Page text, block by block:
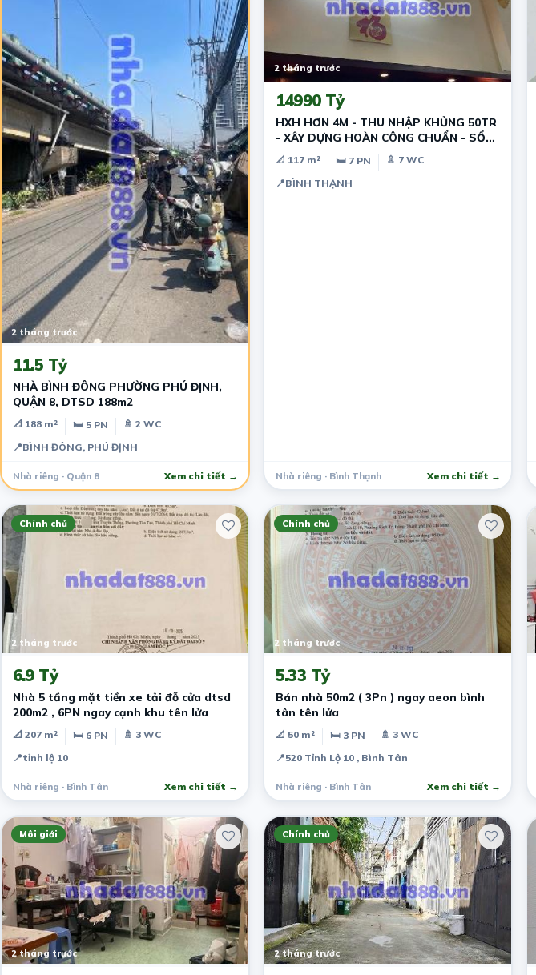
2 tháng trước
11.5 Tỷ
NHÀ BÌNH ĐÔNG PHƯỜNG PHÚ ĐỊNH,
QUẬN 8, DTSD 188m2
📐 188 m² 🛏 5 PN
🚿 2 WC
📍BÌNH ĐÔNG, PHÚ ĐỊNH
Nhà riêng · Quận 8 Xem chi tiết →
2 tháng trước
14990 Tỷ
HXH HƠN 4M - THU NHẬP KHỦNG 50TR
- XÂY DỰNG HOÀN CÔNG CHUẨN - SỔ
MỚI TINH.
📐 117 m² 🛏 7 PN
🚿 7 WC
📍BÌNH THẠNH
Nhà riêng · Bình Thạnh Xem chi tiết →
Chính chủ
2 tháng trước
6.9 Tỷ
Nhà 5 tầng mặt tiền xe tải đỗ cửa dtsd
200m2 , 6PN ngay cạnh khu tên lửa
📐 207 m² 🛏 6 PN
🚿 3 WC
📍tỉnh lộ 10
Nhà riêng · Bình Tân Xem chi tiết →
Chính chủ
2 tháng trước
5.33 Tỷ
Bán nhà 50m2 ( 3Pn ) ngay aeon bình
tân tên lửa
📐 50 m² 🛏 3 PN
🚿 3 WC
📍520 Tỉnh Lộ 10 , Bình Tân
Nhà riêng · Bình Tân Xem chi tiết →
Môi giới
2 tháng trước
Chính chủ
2 tháng trước